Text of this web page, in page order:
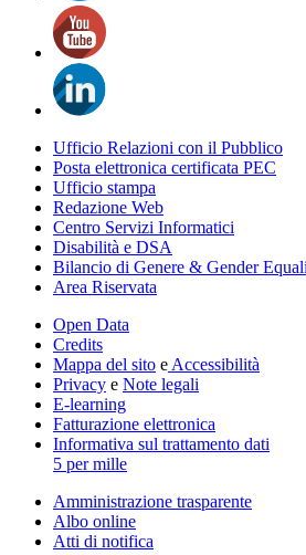
Ufficio Relazioni con il Pubblico
Posta elettronica certificata PEC
Ufficio stampa
Redazione Web
Centro Servizi Informatici
Disabilità e DSA
Bilancio di Genere & Gender
Area Riservata
Open Data
Credits
Mappa del sito e Accessibilità
Privacy e Note legali
E-learning
Fatturazione elettronica
Informativa sul trattamento dati
5 per mille
Amministrazione trasparente
Albo online
Atti di notifica